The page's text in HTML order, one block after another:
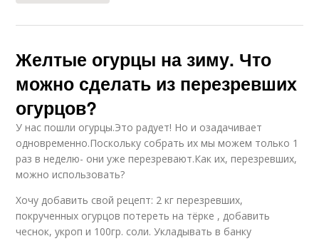
Желтые огурцы на зиму. Что
можно сделать из перезревших
огурцов?
У нас пошли огурцы.Это радует! Но и озадачивает
одновременно.Поскольку собрать их мы можем только 1
раз в неделю- они уже перезревают.Как их, перезревших,
можно использовать?
Хочу добавить свой рецепт: 2 кг перезревших,
покрученных огурцов потереть на тёрке , добавить
чеснок, укроп и 100гр. соли. Укладывать в банку